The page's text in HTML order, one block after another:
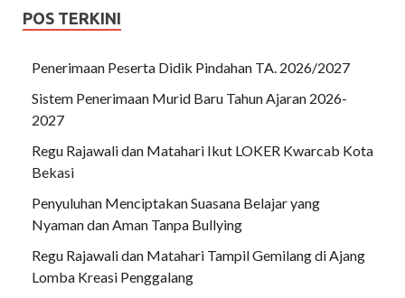
POS TERKINI
Penerimaan Peserta Didik Pindahan TA. 2026/2027
Sistem Penerimaan Murid Baru Tahun Ajaran 2026-
2027
Regu Rajawali dan Matahari Ikut LOKER Kwarcab Kota
Bekasi
Penyuluhan Menciptakan Suasana Belajar yang
Nyaman dan Aman Tanpa Bullying
Regu Rajawali dan Matahari Tampil Gemilang di Ajang
Lomba Kreasi Penggalang